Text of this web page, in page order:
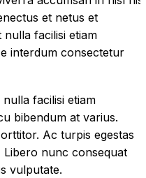
et netus et
facilisi etiam
interdum consectetur
facilisi etiam
bibendum at varius.
Ac turpis egestas
nunc consequat
vulputate.